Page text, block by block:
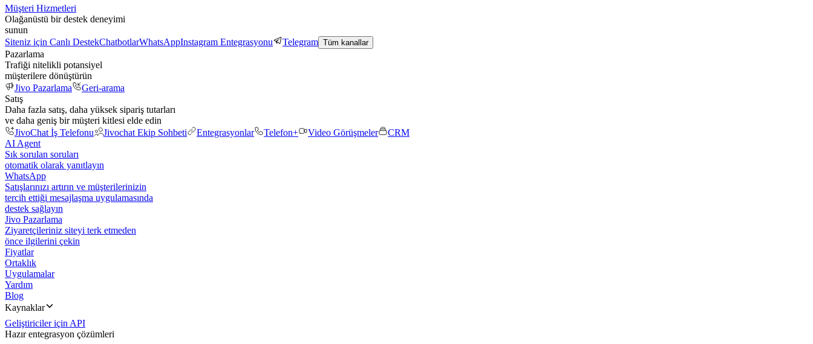
Müşteri Hizmetleri
Olağanüstü bir destek deneyimi
sunun
Siteniz için Canlı DestekChatbotlarWhatsAppInstagram Entegrasyonu Telegram Tüm kanallar
Pazarlama
Trafiği nitelikli potansiyel
müşterilere dönüştürün
Jivo Pazarlama
Geri-arama
Satış
Daha fazla satış, daha yüksek sipariş tutarları
ve daha geniş bir müşteri kitlesi elde edin
JivoChat İş Telefonu
Jivochat Ekip Sohbeti Entegrasyonlar Telefon+ Video Görüşmeler
CRM
AI Agent
Sık sorulan soruları
otomatik olarak yanıtlayın
WhatsApp
Satışlarınızı artırın ve müşterilerinizin
tercih ettiği mesajlaşma uygulamasında
destek sağlayın
Jivo Pazarlama
Ziyaretçileriniz siteyi terk etmeden
önce ilgilerini çekin
Fiyatlar
Ortaklık
Uygulamalar
Yardım
Blog
Kaynaklar
Geliştiriciler için API
Hazır entegrasyon çözümleri